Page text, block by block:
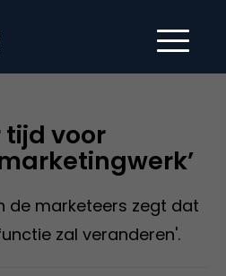
tijd voor
de marketeers zegt dat
zal veranderen'.